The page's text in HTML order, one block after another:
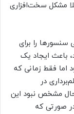
مشکل سخت‌افزاری
سنسورها را برای
باعث ایجاد یک
فقط زمانی که
در
حال مشخص نبود این
صورتی که